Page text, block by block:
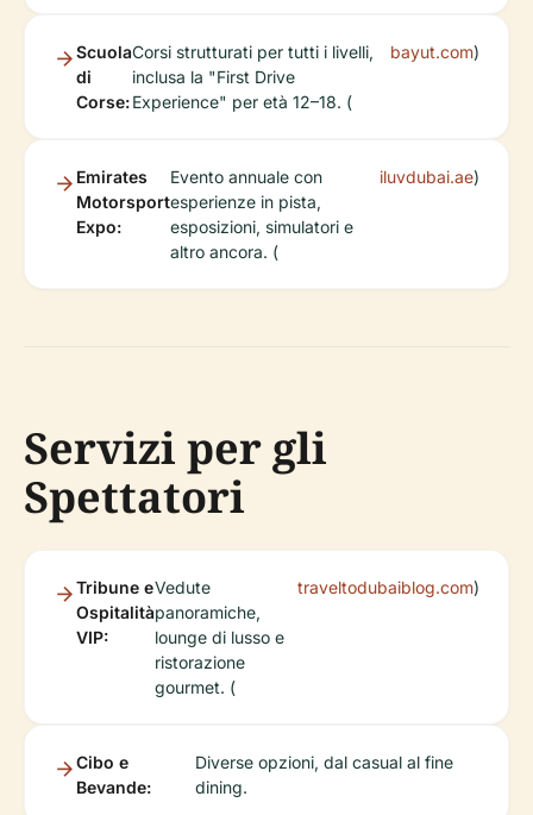
Scuola
di
Corse:
Corsi strutturati per tutti i livelli,
inclusa la "First Drive
Experience" per età 12–18. (
bayut.com)
Emirates
Motorsport
Expo:
Evento annuale con
esperienze in pista,
esposizioni, simulatori e
altro ancora. (
iluvdubai.ae)
Servizi per gli
Spettatori
Tribune e
Ospitalità
VIP:
Vedute
panoramiche,
lounge di lusso e
ristorazione
gourmet. (
traveltodubaiblog.com)
Cibo e
Bevande:
Diverse opzioni, dal casual al fine
dining.